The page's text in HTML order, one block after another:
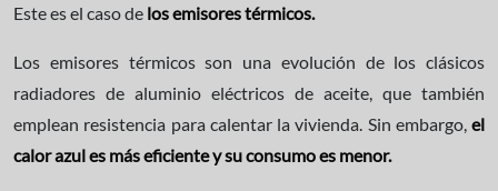
Este es el caso de los emisores térmicos.
Los emisores térmicos son una evolución de los clásicos
radiadores de aluminio eléctricos de aceite, que también
emplean resistencia para calentar la vivienda. Sin embargo, el
calor azul es más eficiente y su consumo es menor.